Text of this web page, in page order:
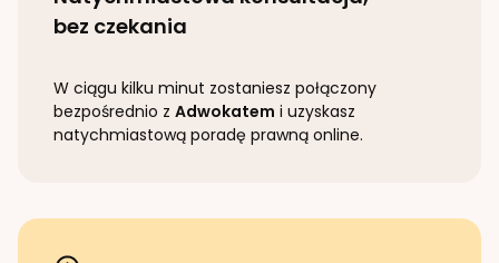
bez czekania
W ciągu kilku minut zostaniesz połączony
bezpośrednio z Adwokatem i uzyskasz
natychmiastową poradę prawną online.